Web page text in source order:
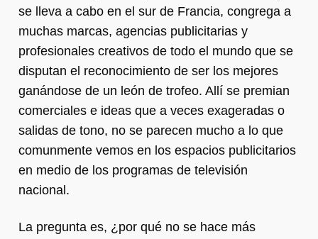
se lleva a cabo en el sur de Francia, congrega a
muchas marcas, agencias publicitarias y
profesionales creativos de todo el mundo que se
disputan el reconocimiento de ser los mejores
ganándose de un león de trofeo. Allí se premian
comerciales e ideas que a veces exageradas o
salidas de tono, no se parecen mucho a lo que
comunmente vemos en los espacios publicitarios
en medio de los programas de televisión
nacional.
La pregunta es, ¿por qué no se hace más